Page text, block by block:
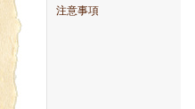
注意事項